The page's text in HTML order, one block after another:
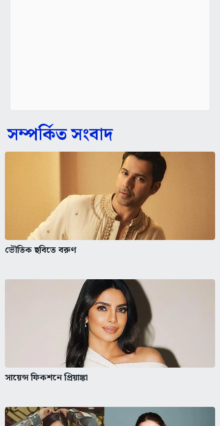
সম্পর্কিত সংবাদ
ভৌতিক ছবিতে বরুণ
সায়েন্স ফিকশনে প্রিয়াঙ্কা